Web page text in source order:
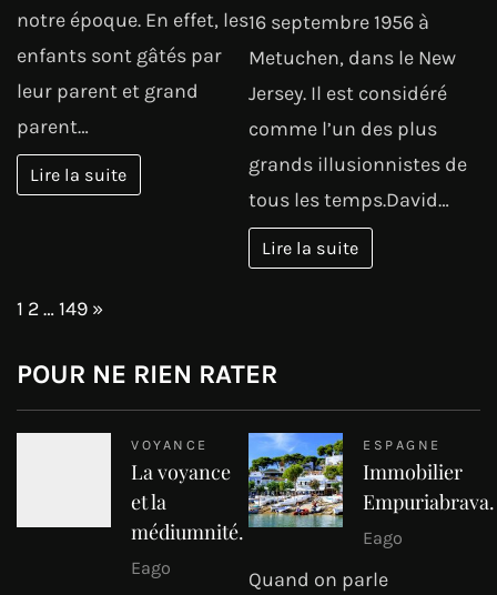
notre époque. En effet, les
enfants sont gâtés par
leur parent et grand
parent…
Lire la suite
16 septembre 1956 à
Metuchen, dans le New
Jersey. Il est considéré
comme l’un des plus
grands illusionnistes de
tous les temps.David…
Lire la suite
Page:
1 2…149 Next
»
POUR NE RIEN RATER
VOYANCE
La voyance
et la
médiumnité.
Eago
ESPAGNE
Immobilier
Empuriabrava.
Eago
Quand on parle